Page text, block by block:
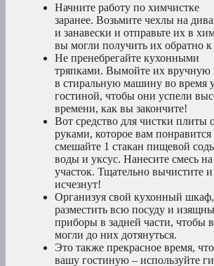
Начните работу по химчистке
заранее. Возьмите чехлы на
и занавески и отправьте их в
вы могли получить их обратно к
Не пренебрегайте кухонными
тряпками. Вымойте их вручную
в стиральную машину во время
гостиной, чтобы они успели
времени, как вы закончите!
Вот средство для чистки плиты
руками, которое вам понравится
смешайте 1 стакан пищевой
воды и уксус. Нанесите смесь
участок. Тщательно вычистите и
исчезнут!
Организуя свой кухонный шкаф,
разместить всю посуду и
приборы в задней части, чтобы
могли до них дотянуться.
Это также прекрасное время,
вашу гостиную – используйте